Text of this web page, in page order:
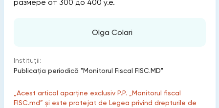
размере от 300 до 400 у.е.
Olga Colari
Instituții:
Publicaţia periodică "Monitorul Fiscal FISC.MD"
„Acest articol aparține exclusiv P.P. „Monitorul fiscal
FISC.md” și este protejat de Legea privind drepturile de